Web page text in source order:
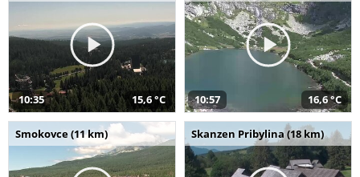
10:35 15,6 °C 10:57 16,6 °C
Smokovce (11 km) Skanzen Pribylina (18 km)